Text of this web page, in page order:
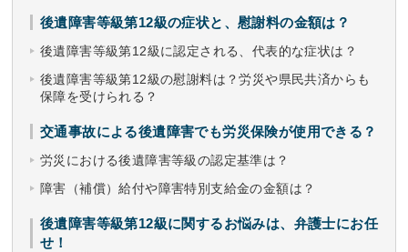
後遺障害等級第12級の症状と、慰謝料の金額は？
後遺障害等級第12級に認定される、代表的な症状は？
後遺障害等級第12級の慰謝料は？労災や県民共済からも
保障を受けられる？
交通事故による後遺障害でも労災保険が使用できる？
労災における後遺障害等級の認定基準は？
障害（補償）給付や障害特別支給金の金額は？
後遺障害等級第12級に関するお悩みは、弁護士にお任
せ！